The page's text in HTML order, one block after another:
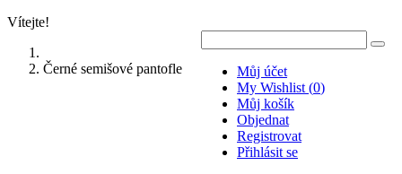
Vítejte!
Můj účet
My Wishlist (0)
Můj košík
Objednat
Registrovat
Přihlásit se
Černé semišové pantofle